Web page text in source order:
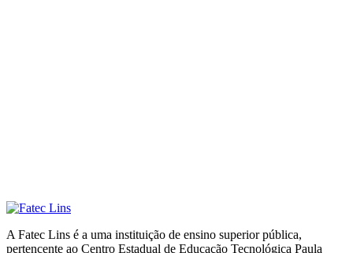
A Fatec Lins é a uma instituição de ensino superior pública,
pertencente ao Centro Estadual de Educação Tecnológica Paula